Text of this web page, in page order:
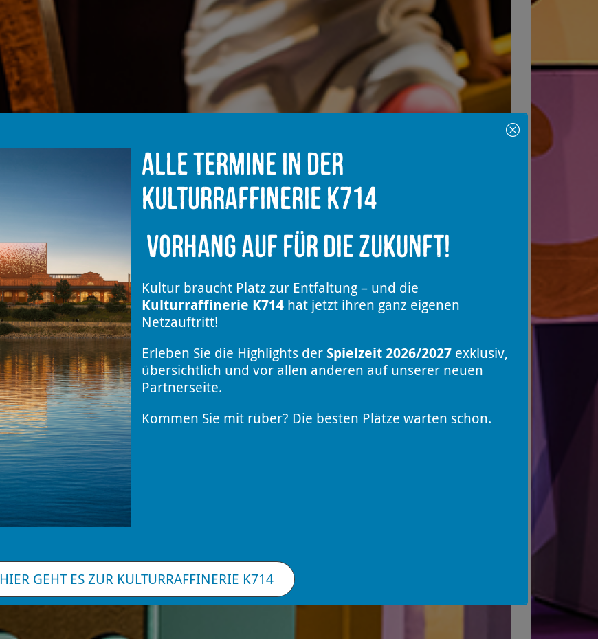
Alle Termine in der
Kulturraffinerie K714
Vorhang auf für die Zukunft!
Kultur braucht Platz zur Entfaltung – und die
Kulturraffinerie K714hat jetzt ihren ganz eigenen
Netzauftritt!
Erleben Sie die Highlights der Spielzeit 2026/2027exklusiv,
übersichtlich und vor allen anderen auf unserer neuen
Partnerseite.
Kommen Sie mit rüber? Die besten Plätze warten schon.
HIER GEHT ES ZUR KULTURRAFFINERIE K714